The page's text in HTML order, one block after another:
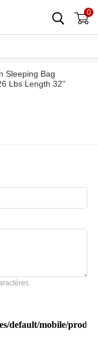
0
Sleeping Bag
Lbs Length 32''